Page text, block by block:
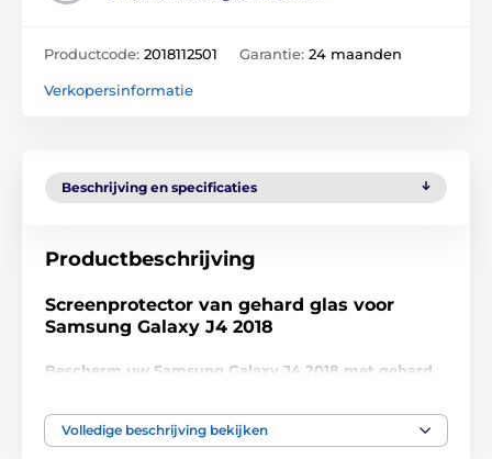
Productcode: 2018112501 Garantie: 24 maanden
Verkopersinformatie
Beschrijving en specificaties
Productbeschrijving
Screenprotector van gehard glas voor
Samsung Galaxy J4 2018
Bescherm uw Samsung Galaxy J4 2018 met gehard
slechts 0,33 mm!
Laat u niet misleiden door de lage prijs, deze
Volledige beschrijving bekijken